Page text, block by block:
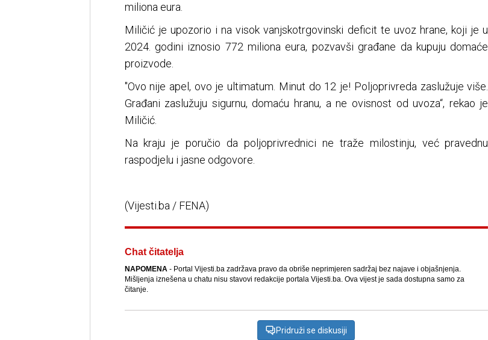
miliona eura.
Miličić je upozorio i na visok vanjskotrgovinski deficit te uvoz hrane, koji je u
2024. godini iznosio 772 miliona eura, pozvavši građane da kupuju domaće
proizvode.
"Ovo nije apel, ovo je ultimatum. Minut do 12 je! Poljoprivreda zaslužuje više.
Građani zaslužuju sigurnu, domaću hranu, a ne ovisnost od uvoza“, rekao je
Miličić.
Na kraju je poručio da poljoprivrednici ne traže milostinju, već pravednu
raspodjelu i jasne odgovore.
(Vijesti.ba / FENA)
Chat čitatelja
NAPOMENA- Portal Vijesti.ba zadržava pravo da obriše neprimjeren sadržaj bez najave i objašnjenja.
Mišljenja iznešena u chatu nisu stavovi redakcije portala Vijesti.ba. Ova vijest je sada dostupna samo za
čitanje.
Pridruži se diskusiji